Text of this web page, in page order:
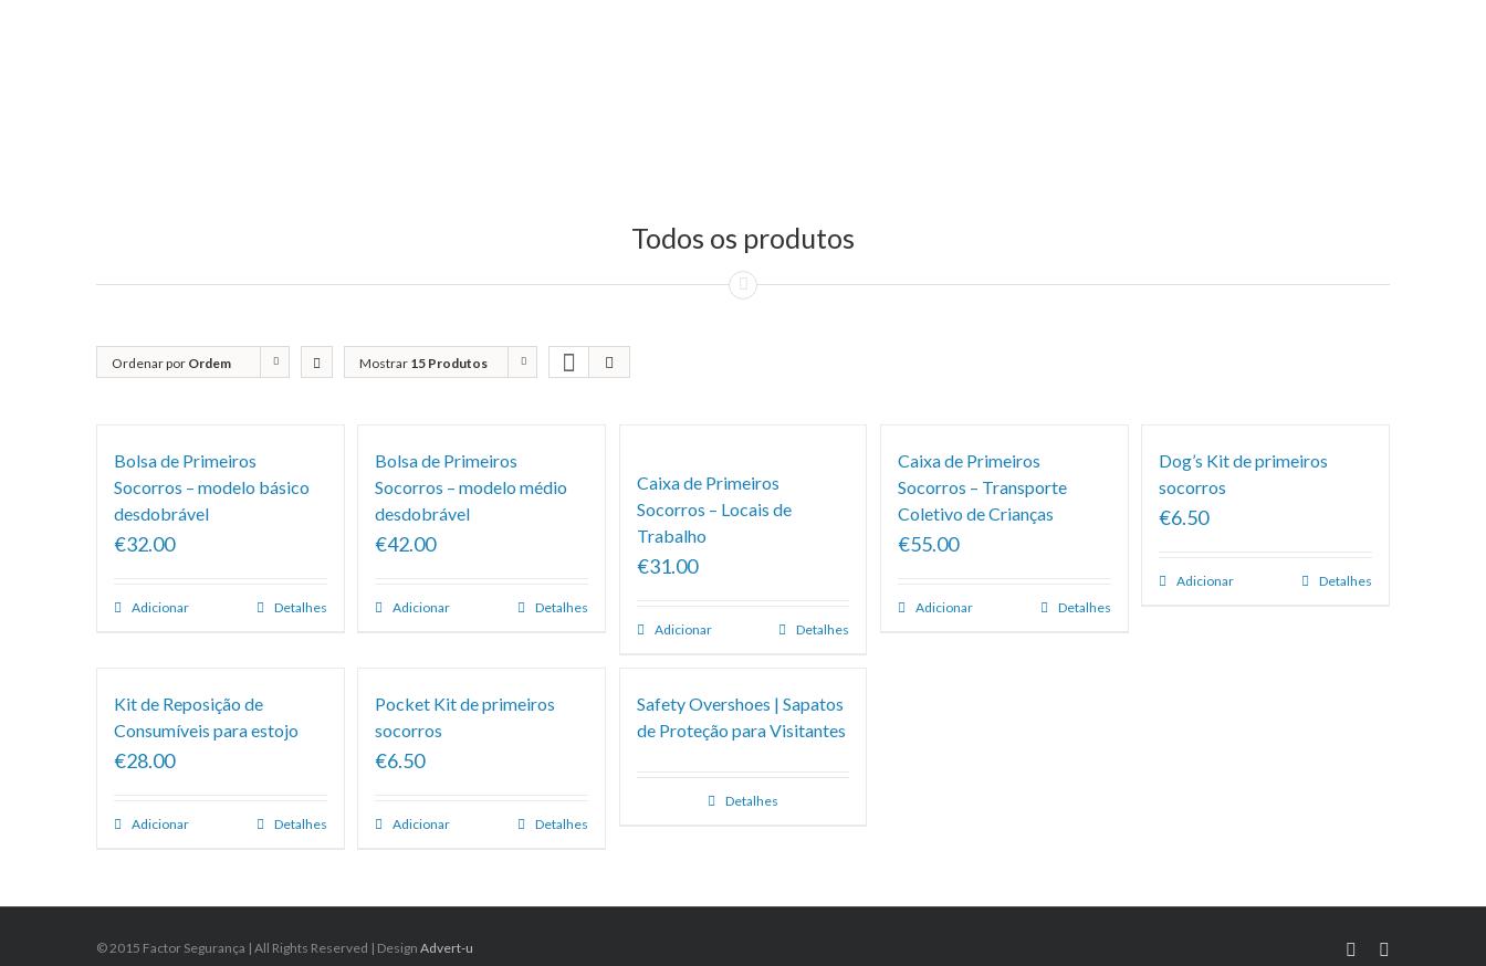
Todos os produtos
Ordenar por Ordem
Mostrar 15 Produtos
Bolsa de Primeiros
Socorros – modelo básico
desdobrável
€32.00
Adicionar Detalhes
Bolsa de Primeiros
Socorros – modelo médio
desdobrável
€42.00
Adicionar Detalhes
Caixa de Primeiros
Socorros – Locais de
Trabalho
€31.00
Adicionar Detalhes
Caixa de Primeiros
Socorros – Transporte
Coletivo de Crianças
€55.00
Adicionar Detalhes
Dog’s Kit de primeiros
socorros
€6.50
Adicionar Detalhes
Kit de Reposição de
Consumíveis para estojo
€28.00
Adicionar Detalhes
Pocket Kit de primeiros
socorros
€6.50
Adicionar Detalhes
Safety Overshoes | Sapatos
de Proteção para Visitantes
Detalhes
© 2015 Factor Segurança | All Rights Reserved | Design Advert-u